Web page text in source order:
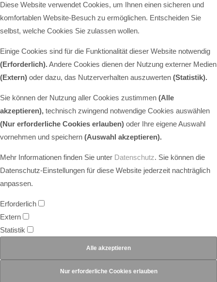
Diese Website verwendet Cookies, um Ihnen einen sicheren und
komfortablen Website-Besuch zu ermöglichen. Entscheiden Sie
selbst, welche Cookies Sie zulassen wollen.
Einige Cookies sind für die Funktionalität dieser Website notwendig
(Erforderlich).Andere Cookies dienen der Nutzung externer Medien
(Extern) oder dazu, das Nutzerverhalten auszuwerten (Statistik).
Sie können der Nutzung aller Cookies zustimmen (Alle
akzeptieren), technisch zwingend notwendige Cookies auswählen
(Nur erforderliche Cookies erlauben) oder Ihre eigene Auswahl
vornehmen und speichern (Auswahl akzeptieren).
Mehr Informationen finden Sie unter Datenschutz. Sie können die
Datenschutz-Einstellungen für diese Website jederzeit nachträglich
anpassen.
Erforderlich
Extern
Statistik